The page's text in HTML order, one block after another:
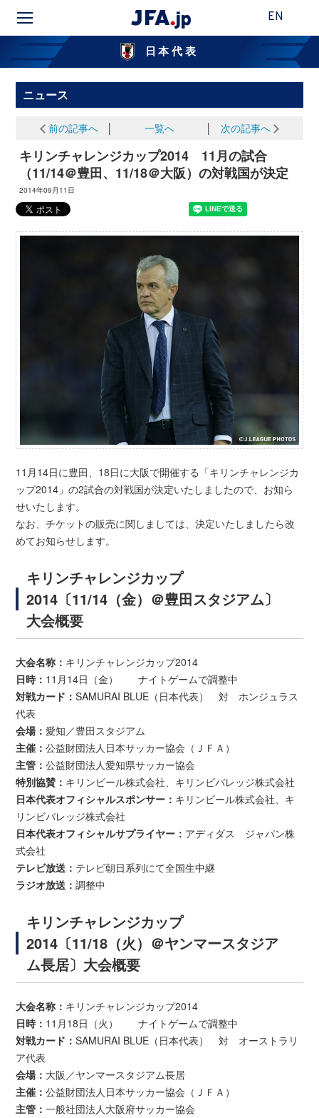
EN
日本代表
ニュース
前の記事へ 一覧へ 次の記事へ
キリンチャレンジカップ2014 11月の試合
（11/14＠豊田、11/18＠大阪）の対戦国が決定
2014年09月11日
11月14日に豊田、18日に大阪で開催する「キリンチャレンジカ
ップ2014」の2試合の対戦国が決定いたしましたので、お知ら
せいたします。
なお、チケットの販売に関しましては、決定いたしましたら改
めてお知らせします。
キリンチャレンジカップ
2014〔11/14（金）＠豊田スタジアム〕
大会概要
大会名称： キリンチャレンジカップ2014
日時： 11月14日（金） ナイトゲームで調整中
対戦カード：SAMURAI BLUE（日本代表） 対 ホンジュラス
代表
会場：愛知／豊田スタジアム
主催：公益財団法人日本サッカー協会（ＪＦＡ）
主管：公益財団法人愛知県サッカー協会
特別協賛： キリンビール株式会社、キリンビバレッジ株式会社
日本代表オフィシャルスポンサー： キリンビール株式会社、キ
リンビバレッジ株式会社
日本代表オフィシャルサプライヤー： アディダス ジャパン株
式会社
テレビ放送： テレビ朝日系列にて全国生中継
ラジオ放送：調整中
キリンチャレンジカップ
2014〔11/18（火）＠ヤンマースタジア
ム長居〕大会概要
大会名称： キリンチャレンジカップ2014
日時： 11月18日（火） ナイトゲームで調整中
対戦カード：SAMURAI BLUE（日本代表） 対 オーストラリ
ア代表
会場： 大阪／ヤンマースタジアム長居
主催：公益財団法人日本サッカー協会（ＪＦＡ）
主管：一般社団法人大阪府サッカー協会